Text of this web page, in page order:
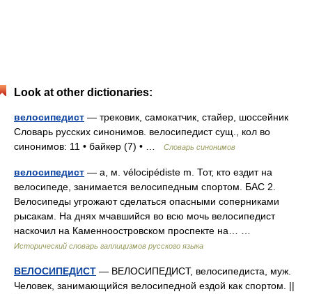
Look at other dictionaries:
велосипедист — трековик, самокатчик, стайер, шоссейник
Словарь русских синонимов. велосипедист сущ., кол во
синонимов: 11 • байкер (7) • …
Словарь синонимов
велосипедист — а, м. vélocipédiste m. Тот, кто ездит на
велосипеде, занимается велосипедным спортом. БАС 2.
Велосипеды угрожают сделаться опасными соперниками
рысакам. На днях мчавшийся во всю мочь велосипедист
наскочил на Каменноостровском проспекте на… …
Исторический словарь галлицизмов русского языка
ВЕЛОСИПЕДИСТ — ВЕЛОСИПЕДИСТ, велосипедиста, муж.
Человек, занимающийся велосипедной ездой как спортом. ||